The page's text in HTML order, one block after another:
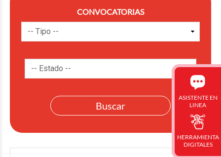
CONVOCATORIAS
ASISTENTE EN
LINEA
HERRAMIENTA
DIGITALES